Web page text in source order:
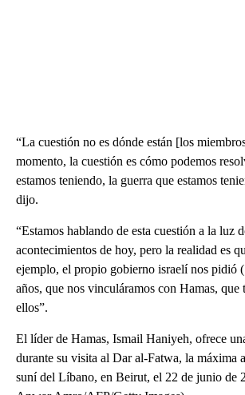
“La cuestión no es dónde están [los
momento, la cuestión es cómo podemos
estamos teniendo, la guerra que estamos
dijo.
“Estamos hablando de esta cuestión a la luz
acontecimientos de hoy, pero la realidad es
ejemplo, el propio gobierno israelí nos pidió
años, que nos vinculáramos con Hamas, que
ellos”.
El líder de Hamas, Ismail Haniyeh, ofrece
durante su visita al Dar al-Fatwa, la máxima
suní del Líbano, en Beirut, el 22 de junio de